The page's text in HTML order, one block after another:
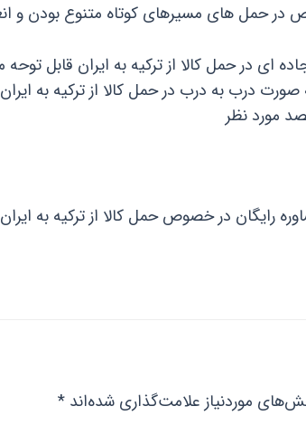
در حمل های مسیرهای کوتاه متنوع بودن و
ای در حمل کالا از ترکیه به ایران قابل توحه
درب به درب در حمل کالا از ترکیه به ایران
مورد نظر
رایگان در خصوص حمل کالا از ترکیه به
موردنیاز علامت‌گذاری شده‌اند *